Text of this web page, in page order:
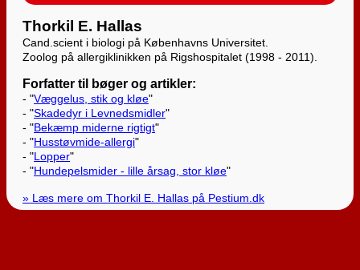
Thorkil E. Hallas
Cand.scient i biologi på Københavns Universitet.
Zoolog på allergiklinikken på Rigshospitalet (1998 - 2011).
Forfatter til bøger og artikler:
- "Væggelus, stik og kløe"
- "Skadedyr i Levnedsmidler"
- "Bekæmp miderne rigtigt"
- "Husstøvmide-allergi"
- "Lopper"
- "Hundepelsmider - lille årsag, stor kløe"
» Læs mere om Thorkil E. Hallas på Pestium.dk